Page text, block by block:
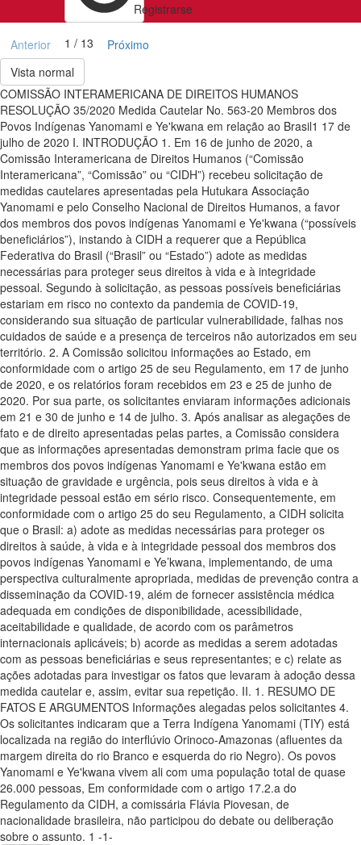
Registrarse
Anterior 1 / 13
Próximo
Vista normal
COMISSÃO INTERAMERICANA DE DIREITOS HUMANOS
RESOLUÇÃO 35/2020 Medida Cautelar No. 563-20 Membros dos
Povos Indígenas Yanomami e Ye'kwana em relação ao Brasil1 17 de
julho de 2020 I. INTRODUÇÃO 1. Em 16 de junho de 2020, a
Comissão Interamericana de Direitos Humanos (“Comissão
Interamericana”, “Comissão” ou “CIDH”) recebeu solicitação de
medidas cautelares apresentadas pela Hutukara Associação
Yanomami e pelo Conselho Nacional de Direitos Humanos, a favor
dos membros dos povos indígenas Yanomami e Ye'kwana (“possíveis
beneficiários”), instando à CIDH a requerer que a República
Federativa do Brasil (“Brasil” ou “Estado”) adote as medidas
necessárias para proteger seus direitos à vida e à integridade
pessoal. Segundo à solicitação, as pessoas possíveis beneficiárias
estariam em risco no contexto da pandemia de COVID-19,
considerando sua situação de particular vulnerabilidade, falhas nos
cuidados de saúde e a presença de terceiros não autorizados em seu
território. 2. A Comissão solicitou informações ao Estado, em
conformidade com o artigo 25 de seu Regulamento, em 17 de junho
de 2020, e os relatórios foram recebidos em 23 e 25 de junho de
2020. Por sua parte, os solicitantes enviaram informações adicionais
em 21 e 30 de junho e 14 de julho. 3. Após analisar as alegações de
fato e de direito apresentadas pelas partes, a Comissão considera
que as informações apresentadas demonstram prima facie que os
membros dos povos indígenas Yanomami e Ye'kwana estão em
situação de gravidade e urgência, pois seus direitos à vida e à
integridade pessoal estão em sério risco. Consequentemente, em
conformidade com o artigo 25 do seu Regulamento, a CIDH solicita
que o Brasil: a) adote as medidas necessárias para proteger os
direitos à saúde, à vida e à integridade pessoal dos membros dos
povos indígenas Yanomami e Ye’kwana, implementando, de uma
perspectiva culturalmente apropriada, medidas de prevenção contra a
disseminação da COVID-19, além de fornecer assistência médica
adequada em condições de disponibilidade, acessibilidade,
aceitabilidade e qualidade, de acordo com os parâmetros
internacionais aplicáveis; b) acorde as medidas a serem adotadas
com as pessoas beneficiárias e seus representantes; e c) relate as
ações adotadas para investigar os fatos que levaram à adoção dessa
medida cautelar e, assim, evitar sua repetição. II. 1. RESUMO DE
FATOS E ARGUMENTOS Informações alegadas pelos solicitantes 4.
Os solicitantes indicaram que a Terra Indígena Yanomami (TIY) está
localizada na região do interflúvio Orinoco-Amazonas (afluentes da
margem direita do rio Branco e esquerda do rio Negro). Os povos
Yanomami e Ye'kwana vivem ali com uma população total de quase
26.000 pessoas, Em conformidade com o artigo 17.2.a do
Regulamento da CIDH, a comissária Flávia Piovesan, de
nacionalidade brasileira, não participou do debate ou deliberação
sobre o assunto. 1 -1-